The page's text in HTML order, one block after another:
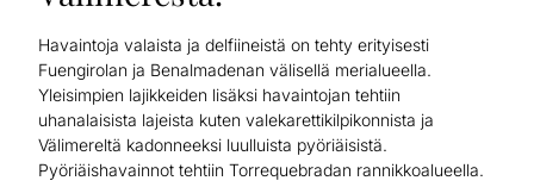
Havaintoja valaista ja delfiineistä on tehty erityisesti
Fuengirolan ja Benalmadenan välisellä merialueella.
Yleisimpien lajikkeiden lisäksi havaintojan tehtiin
uhanalaisista lajeista kuten valekarettikilpikonnista ja
Välimereltä kadonneeksi luulluista pyöriäisistä.
Pyöriäishavainnot tehtiin Torrequebradan rannikkoalueella.